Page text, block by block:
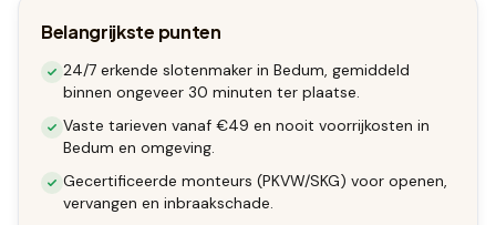
Belangrijkste punten
24/7 erkende slotenmaker in Bedum, gemiddeld
binnen ongeveer 30 minuten ter plaatse.
Vaste tarieven vanaf €49 en nooit voorrijkosten in
Bedum en omgeving.
Gecertificeerde monteurs (PKVW/SKG) voor openen,
vervangen en inbraakschade.